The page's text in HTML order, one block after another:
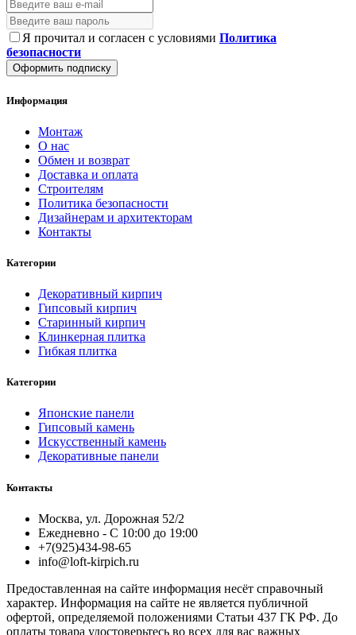
Я прочитал и согласен с условиями Политика
безопасности
Оформить подписку
Информация
Монтаж
О нас
Обмен и возврат
Доставка и оплата
Строителям
Политика безопасности
Дизайнерам и архитекторам
Контакты
Категории
Декоративный кирпич
Гипсовый кирпич
Старинный кирпич
Клинкерная плитка
Гибкая плитка
Категории
Японские панели
Гипсовый камень
Искусственный камень
Декоративные панели
Контакты
Москва, ул. Дорожная 52/2
Ежедневно - С 10:00 до 19:00
+7(925)434-98-65
info@loft-kirpich.ru
Предоставленная на сайте информация несёт справочный
характер. Информация на сайте не является публичной
офертой, определяемой положениями Статьи 437 ГК РФ. До
оплаты товара удостоверьтесь во всех для вас важных